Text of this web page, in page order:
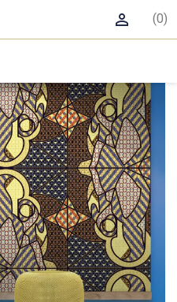
(0)
